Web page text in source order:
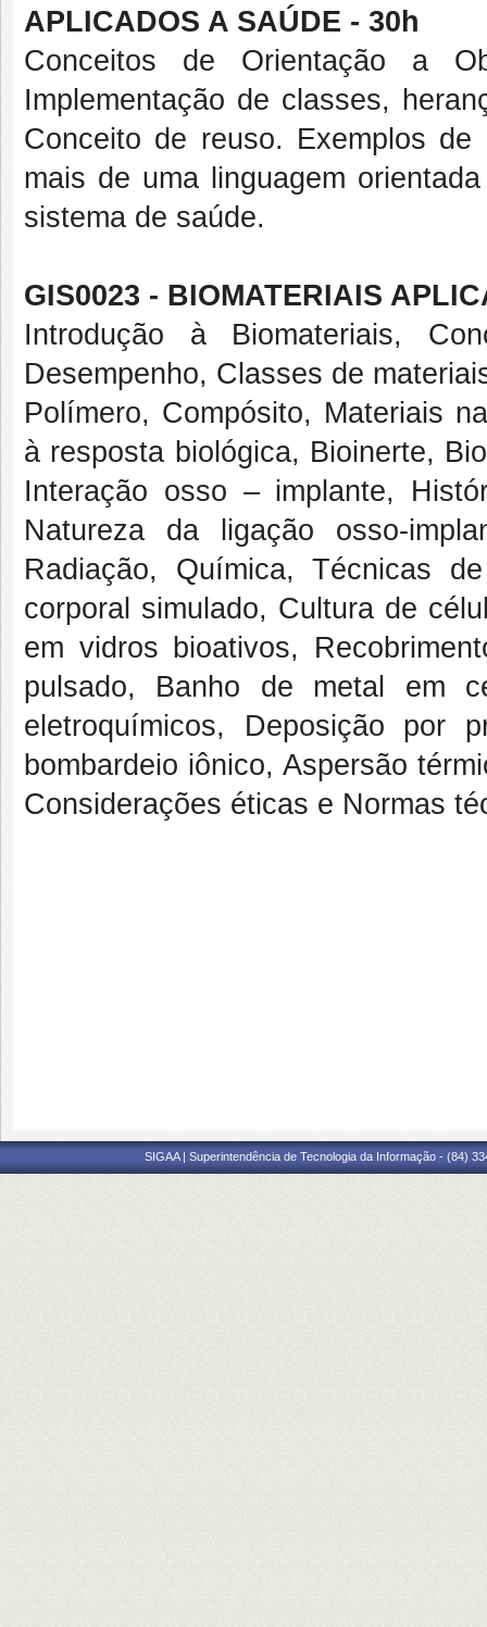
APLICADOS A SAÚDE - 30h
Conceitos de Orientação a
Implementação de classes,
Conceito de reuso. Exemplos
mais de uma linguagem
sistema de saúde.
GIS0023 - BIOMATERIAIS
Introdução à Biomateriais,
Desempenho, Classes de
Polímero, Compósito, Materiais
à resposta biológica, Bioinerte,
Interação osso – implante,
Natureza da ligação osso-
Radiação, Química, Técnicas
corporal simulado, Cultura de
em vidros bioativos,
pulsado, Banho de metal em
eletroquímicos, Deposição por
bombardeio iônico, Aspersão
Considerações éticas e Normas
SIGAA | Superintendência de Tecnologia da Informação - (84)